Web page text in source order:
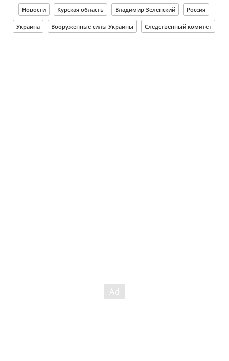
Новости Курская область Владимир Зеленский Россия
Украина Вооруженные силы Украины Следственный комитет